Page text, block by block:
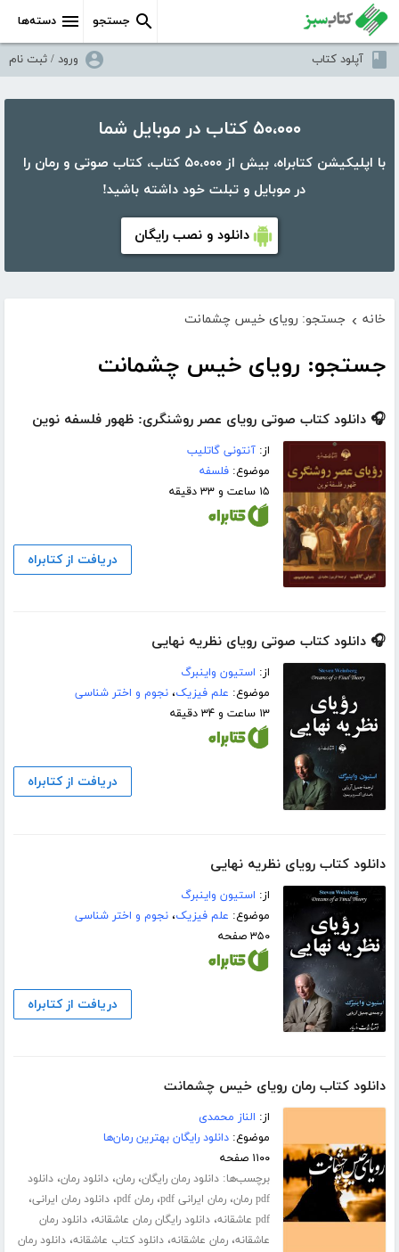
دسته‌ها جستجو
آپلود کتاب ورود / ثبت نام
۵۰،۰۰۰ کتاب در موبایل شما
با اپلیکیشن کتابراه، بیش از ۵۰،۰۰۰ کتاب، کتاب صوتی و رمان را
در موبایل و تبلت خود داشته باشید!
دانلود و نصب رایگان
خانه › جستجو: رویای خیس چشمانت
جستجو: رویای خیس چشمانت
🎧 دانلود کتاب صوتی رویای عصر روشنگری: ظهور فلسفه نوین
از:آنتونی گاتلیب
موضوع:فلسفه
۱۵ ساعت و ۳۳ دقیقه
دریافت از کتابراه
🎧 دانلود کتاب صوتی رویای نظریه‌ نهایی
از: استیون واینبرگ
موضوع: علم فیزیک،نجوم و اختر شناسی
۱۳ ساعت و ۳۴ دقیقه
دریافت از کتابراه
دانلود کتاب رویای نظریه‌ نهایی
از: استیون واینبرگ
موضوع: علم فیزیک،نجوم و اختر شناسی
۳۵۰ صفحه
دریافت از کتابراه
دانلود کتاب رمان رویای خیس چشمانت
از: الناز محمدی
موضوع:دانلود رایگان بهترین رمان‌ها
۱۱۰۰ صفحه
برچسب‌ها:دانلود رمان رایگان،رمان،دانلود رمان،دانلود
pdf رمان
،رمان ایرانی pdf ،رمان pdf ،دانلود رمان ایرانی،
pdf عاشقانه ،دانلود رایگان رمان عاشقانه،دانلود رمان
عاشقانه،رمان عاشقانه،دانلود کتاب عاشقانه،دانلود رمان